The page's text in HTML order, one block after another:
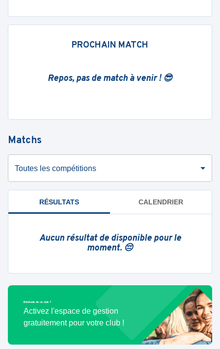
PROCHAIN MATCH
Repos, pas de match à venir ! 😎
Matchs
Toutes les compétitions
RÉSULTATS CALENDRIER
Aucun résultat de disponible pour le
moment. 😔
Bénévole de ce club ?
Activez l'espace de gestion
gratuitement pour votre club !